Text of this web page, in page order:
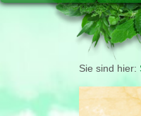
Sie sind hier: